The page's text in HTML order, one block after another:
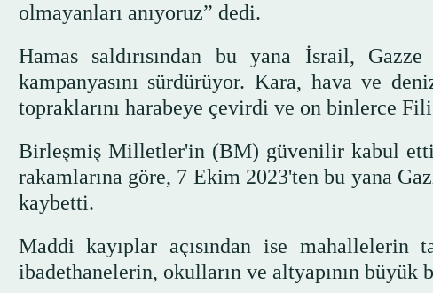
olmayanları anıyoruz” dedi.
Hamas saldırısından bu yana İsrail,
kampanyasını sürdürüyor. Kara, hava ve
topraklarını harabeye çevirdi ve on binlerce
Birleşmiş Milletler'in (BM) güvenilir kabul
rakamlarına göre, 7 Ekim 2023'ten bu yana
kaybetti.
Maddi kayıplar açısından ise
ibadethanelerin, okulların ve altyapının büyük